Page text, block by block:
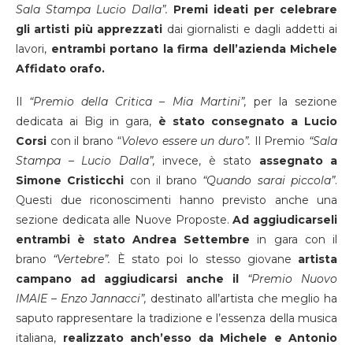
Sala Stampa Lucio Dalla”. Premi ideati per celebrare
gli artisti più apprezzati dai giornalisti e dagli addetti ai
lavori, entrambi portano la firma dell’azienda Michele
Affidato orafo.
Il “Premio della Critica – Mia Martini”, per la sezione
dedicata ai Big in gara, è stato consegnato a Lucio
Corsi con il brano “Volevo essere un duro”. Il Premio “Sala
Stampa – Lucio Dalla”, invece, è stato assegnato a
Simone Cristicchi con il brano “Quando sarai piccola”.
Questi due riconoscimenti hanno previsto anche una
sezione dedicata alle Nuove Proposte.Ad aggiudicarseli
entrambi è stato Andrea Settembre in gara con il
brano “Vertebre”. È stato poi lo stesso giovane artista
campano ad aggiudicarsi anche il
“Premio Nuovo
IMAIE – Enzo Jannacci”, destinato all’artista che meglio ha
saputo rappresentare la tradizione e l’essenza della musica
italiana, realizzato anch’esso da Michele e Antonio